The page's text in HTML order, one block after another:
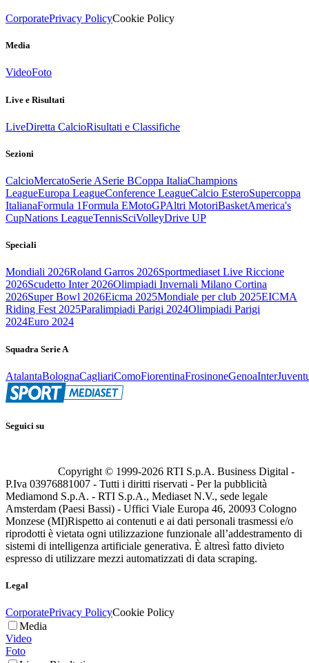
CorporatePrivacy PolicyCookie Policy
Media
VideoFoto
Live e Risultati
LiveDiretta CalcioRisultati e Classifiche
Sezioni
CalcioMercatoSerie ASerie BCoppa ItaliaChampions
LeagueEuropa LeagueConference LeagueCalcio EsteroSupercoppa
ItalianaFormula 1Formula EMotoGPAltri MotoriBasketAmerica's
CupNations LeagueTennisSciVolleyDrive UP
Speciali
Mondiali 2026Roland Garros 2026Sportmediaset Live Riccione
2026Scudetto Inter 2026Olimpiadi Invernali Milano Cortina
2026Super Bowl 2026Eicma 2025Mondiale per club 2025EICMA
Riding Fest 2025Paralimpiadi Parigi 2024Olimpiadi Parigi
2024Euro 2024
Squadra Serie A
AtalantaBolognaCagliariComoFiorentinaFrosinoneGenoaInter
Seguici su
Copyright © 1999-2026 RTI S.p.A. Business Digital -
P.Iva 03976881007 - Tutti i diritti riservati - Per la pubblicità
Mediamond S.p.A. - RTI S.p.A., Mediaset N.V., sede legale
Amsterdam (Paesi Bassi) - Uffici Viale Europa 46, 20093 Cologno
Monzese (MI)Rispetto ai contenuti e ai dati personali trasmessi e/o
riprodotti è vietata ogni utilizzazione funzionale all’addestramento di
sistemi di intelligenza artificiale generativa. È altresì fatto divieto
espresso di utilizzare mezzi automatizzati di data scraping.
Legal
CorporatePrivacy PolicyCookie Policy
Media
Video
Foto